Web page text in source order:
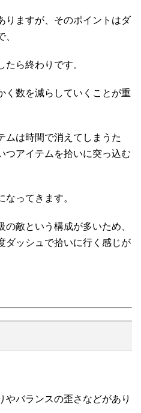
りますが、そのポイントはダ
ら終わりです。
く数を減らしていくことが重
ムは時間で消えてしまうた
つアイテムを拾いに突っ込む
なってきます。
敵という構成が多いため、
ダッシュで拾いに行く感じが
やバランスの歪さなどがあり